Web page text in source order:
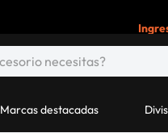
Marcas destacadas